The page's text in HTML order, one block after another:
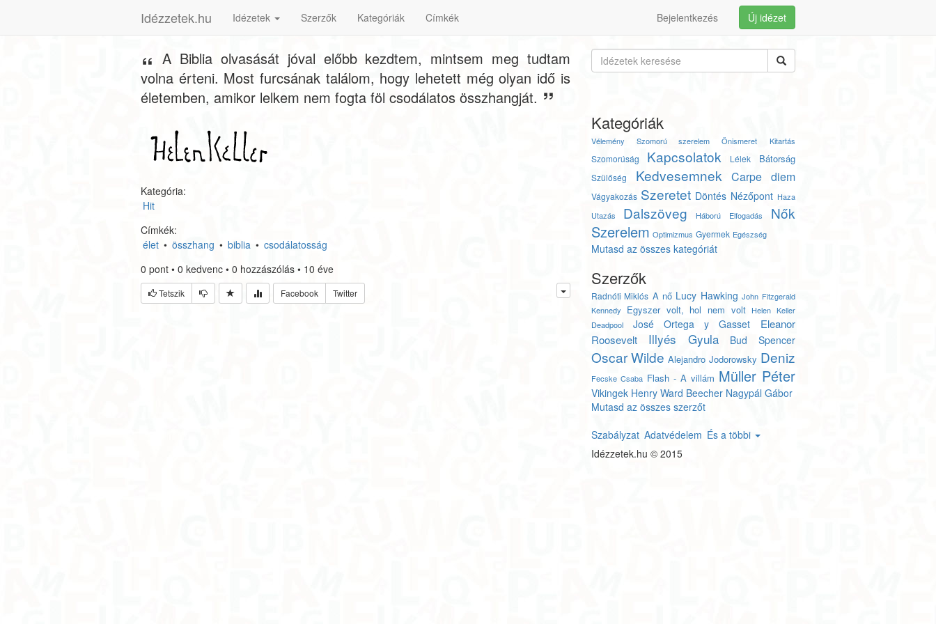
Idézzetek.hu Idézetek Szerzők Kategóriák Címkék Új idézet
Bejelentkezés
A Biblia olvasását jóval előbb kezdtem, mintsem meg tudtam
volna érteni. Most furcsának találom, hogy lehetett még olyan idő is
életemben, amikor lelkem nem fogta föl csodálatos összhangját.
Kategória:
Hit
Címkék:
élet • összhang • biblia • csodálatosság
0 pont • 0 kedvenc • 0 hozzászólás • 10 éve
Tetszik Facebook Twitter
Kategóriák
Vélemény Szomorú szerelem Önismeret Kitartás
Szomorúság Kapcsolatok Lélek Bátorság
Szülőség Kedvesemnek Carpe diem
Vágyakozás Szeretet Döntés Nézőpont Haza
Utazás
Dalszöveg Háború Elfogadás Nők
Szerelem Optimizmus Gyermek Egészség
Mutasd az összes kategóriát
Szerzők
Radnóti Miklós A nő Lucy Hawking John Fitzgerald
Kennedy
Egyszer volt, hol nem volt Helen Keller
Deadpool
José Ortega y Gasset
Eleanor
Roosevelt
Illyés Gyula Bud Spencer
Oscar Wilde Alejandro Jodorowsky Deniz
Fecske Csaba Flash - A villám Müller Péter
Vikingek Henry Ward Beecher Nagypál Gábor
Mutasd az összes szerzőt
Szabályzat Adatvédelem És a többi
Idézzetek.hu © 2015